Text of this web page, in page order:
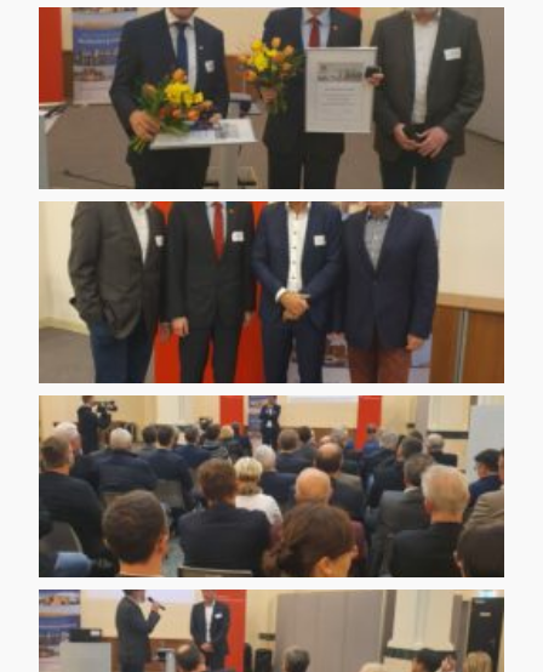
IMG 20200130 WA0003
IMG 20200130 WA0004
IMG 20200130 WA0005
IMG 20200130 WA0006